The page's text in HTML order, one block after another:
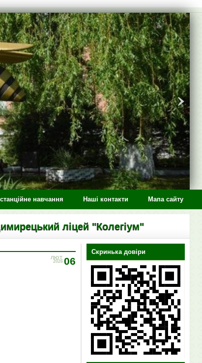
навчання Наші контакти Мапа сайту
ліцей "Колегіум"
06
ЛЮТ
2026
Скринька довіри